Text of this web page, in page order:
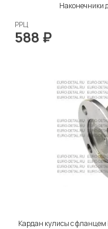
Наконечники
РРЦ
588 ₽
Кардан кулисы с